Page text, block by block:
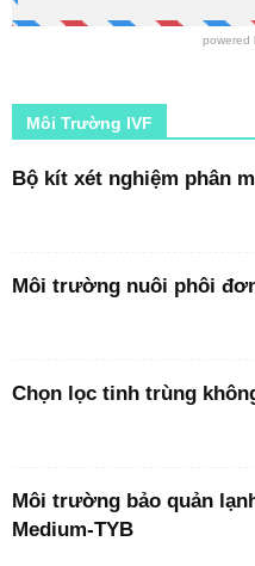
Môi Trường IVF
Bộ kít xét nghiệm phân
Môi trường nuôi phôi
Chọn lọc tinh trùng
Môi trường bảo quản
Medium-TYB